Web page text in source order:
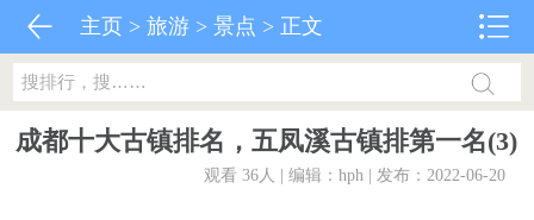
主页 >旅游 >景点 > 正文
成都十大古镇排名，五凤溪古镇排第一名(3)
观看 36人 | 编辑：hph | 发布：2022-06-20